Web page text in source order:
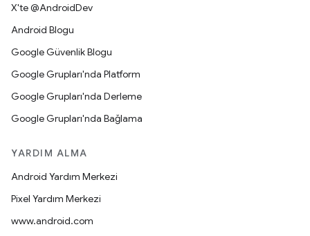
X'te @AndroidDev
Android Blogu
Google Güvenlik Blogu
Google Grupları'nda Platform
Google Grupları'nda Derleme
Google Grupları'nda Bağlama
YARDIM ALMA
Android Yardım Merkezi
Pixel Yardım Merkezi
www.android.com